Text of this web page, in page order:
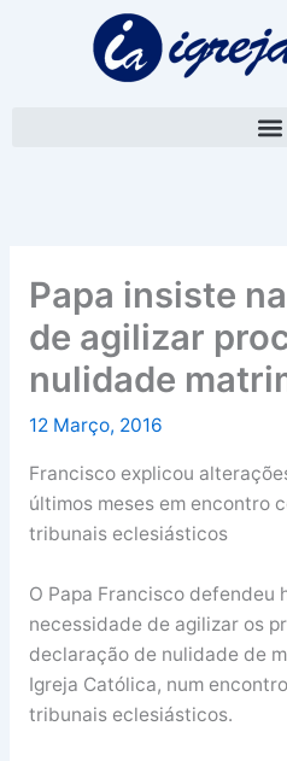
Papa insiste
de agilizar
nulidade
12 Março, 2016
Francisco explicou
últimos meses em encontro
tribunais eclesiásticos
O Papa Francisco defendeu
necessidade de agilizar os
declaração de nulidade de
Igreja Católica, num
tribunais eclesiásticos.